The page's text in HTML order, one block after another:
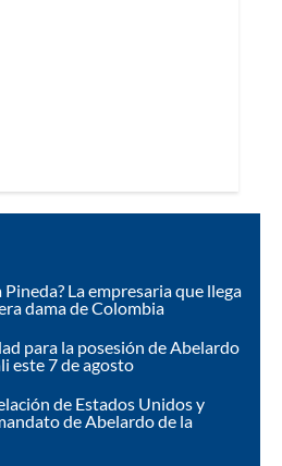
Pineda? La empresaria que llega
dama de Colombia
para la posesión de Abelardo
este 7 de agosto
de Estados Unidos y
de Abelardo de la